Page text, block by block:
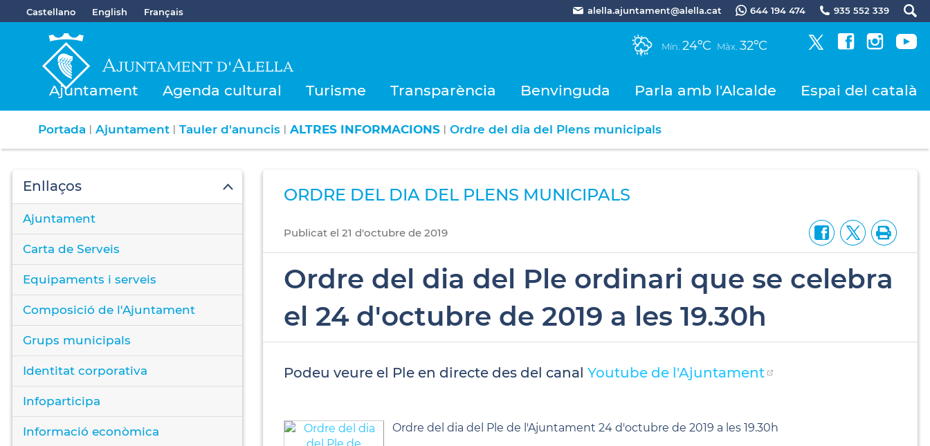
Castellano English Français alella.ajuntament@alella.cat 644 194 474 935 552 339
Mín. 24ºC Màx. 32ºC
Ajuntament Agenda cultural Turisme Transparència Benvinguda Parla amb l'Alcalde Espai del català
Portada | Ajuntament | Tauler d'anuncis | ALTRES INFORMACIONS | Ordre del dia del Plens municipals
Enllaços
Ajuntament
Carta de Serveis
Equipaments i serveis
Composició de l'Ajuntament
Grups municipals
Identitat corporativa
Infoparticipa
Informació econòmica
ORDRE DEL DIA DEL PLENS MUNICIPALS
Publicat el 21 d'octubre de2019
Ordre del dia del Ple ordinari que se celebra
el 24 d'octubre de 2019 a les 19.30h
Podeu veure el Ple en directe des del canal Youtube de l'Ajuntament
Ordre del dia del Ple de l'Ajuntament 24 d'octubre de 2019 a les 19.30h